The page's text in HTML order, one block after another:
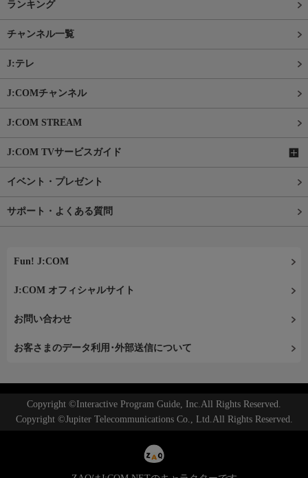
ランキング
チャンネル一覧
J:テレ
J:COMチャンネル
J:COM STREAM
J:COM TVサービスガイド
イベント・プレゼント
サポート・よくある質問
Fun! J:COM
J:COM オフィシャルサイト
お問い合わせ
お客さまのデータ利用･外部送信について
Copyright ©Interactive Program Guide, Inc.All Rights Reserved.
Copyright ©Jupiter Telecommunications Co., Ltd.All Rights Reserved.